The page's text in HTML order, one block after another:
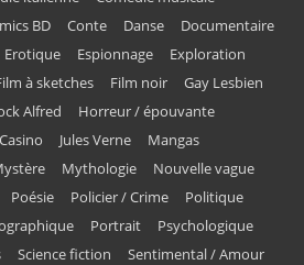
BD Conte Danse
Documentaire
Erotique Espionnage
Exploration
à sketches Film noir
Gay Lesbien
Alfred
Horreur / épouvante
Jules Verne
Mangas
Mythologie
Nouvelle vague
Poésie Policier / Crime
Politique
Portrait
Psychologique
Science fiction
Sentimental / Amour